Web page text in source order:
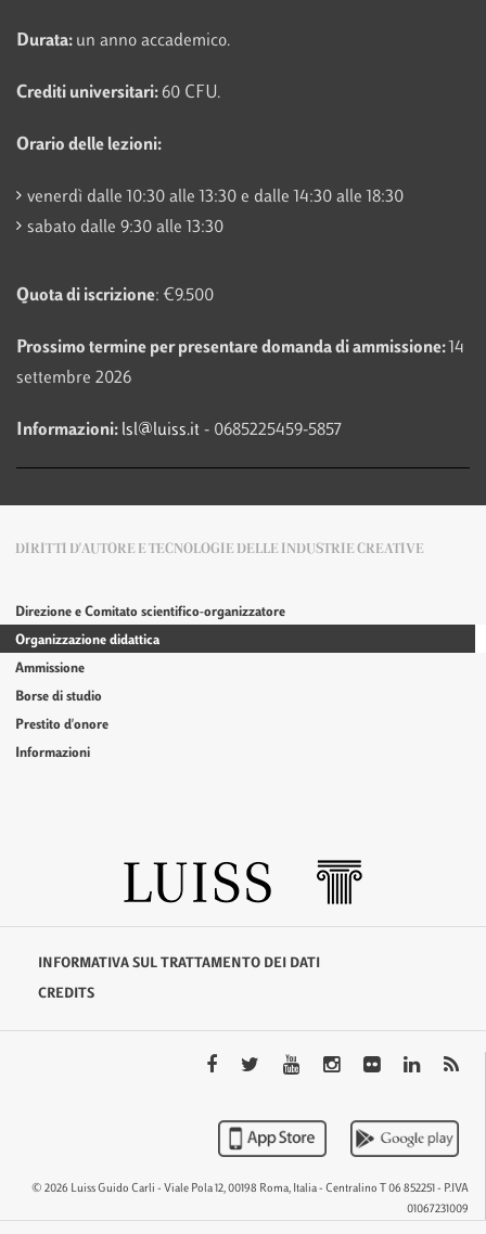
Durata: un anno accademico.
Crediti universitari:60 CFU.
Orario delle lezioni:
venerdì dalle 10:30 alle 13:30 e dalle 14:30 alle 18:30
sabato dalle 9:30 alle 13:30
Quota di iscrizione: €9.500
Prossimo termine per presentare domanda di ammissione: 14
settembre 2026
Informazioni: lsl@luiss.it - 0685225459-5857
DIRITTI D'AUTORE E TECNOLOGIE DELLE INDUSTRIE CREATIVE
Direzione e Comitato scientifico-organizzatore
Organizzazione didattica
Ammissione
Borse di studio
Prestito d'onore
Informazioni
INFORMATIVA SUL TRATTAMENTO DEI DATI
CREDITS
© 2026 Luiss Guido Carli - Viale Pola 12, 00198 Roma, Italia - Centralino T 06 852251 - P.IVA
01067231009